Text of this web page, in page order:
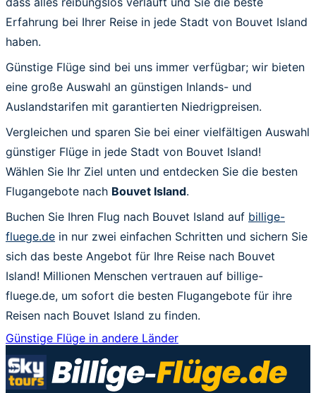
Erfahrung bei Ihrer Reise in jede Stadt von Bouvet Island
haben.
Günstige Flüge sind bei uns immer verfügbar; wir bieten
eine große Auswahl an günstigen Inlands- und
Auslandstarifen mit garantierten Niedrigpreisen.
Vergleichen und sparen Sie bei einer vielfältigen Auswahl
günstiger Flüge in jede Stadt von Bouvet Island!
Wählen Sie Ihr Ziel unten und entdecken Sie die besten
Flugangebote nach Bouvet Island.
Buchen Sie Ihren Flug nach Bouvet Island auf billige-
fluege.de in nur zwei einfachen Schritten und sichern Sie
sich das beste Angebot für Ihre Reise nach Bouvet
Island! Millionen Menschen vertrauen auf billige-
fluege.de, um sofort die besten Flugangebote für ihre
Reisen nach Bouvet Island zu finden.
Günstige Flüge in andere Länder